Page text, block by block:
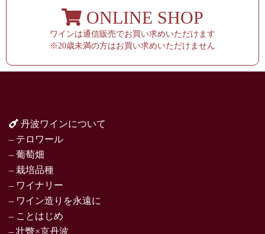
ONLINE SHOP
ワインは通信販売でお買い求めいただけます
※20歳未満の方はお買い求めいただけません
丹波ワインについて
– テロワール
– 葡萄畑
– 栽培品種
– ワイナリー
– ワイン造りを永遠に
– ことはじめ
– 壮瞥×京丹波